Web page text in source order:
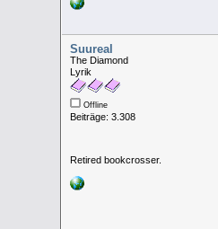
Suureal
The Diamond
Lyrik
Offline
Beiträge: 3.308
Retired bookcrosser.